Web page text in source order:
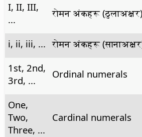
I, II, III,
...
रोमन अंकहरू (ठुलाअक्षर)
i, ii, iii, ... रोमन अंकहरू
1st, 2nd,
3rd, ...
Ordinal numerals
One,
Two,
Three, ...
Cardinal numerals